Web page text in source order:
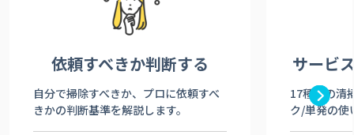
依頼すべきか判断する
自分で掃除すべきか、プロに依頼すべ
きかの判断基準を解説します。
サービ
17種類の清
ク/単発の使